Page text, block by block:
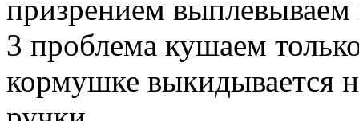
призрением
3 проблема кушаем
кормушке выкидывается